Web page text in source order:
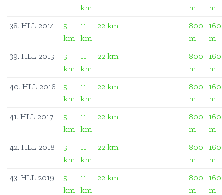
km
m
m
38. HLL 2014
5
km
11
km
22 km
800
m
m
39. HLL 2015
5
km
11
km
22 km
800
m
m
40. HLL 2016
5
km
11
km
22 km
800
m
m
41. HLL 2017
5
km
11
km
22 km
800
m
m
42. HLL 2018
5
km
11
km
22 km
800
m
m
43. HLL 2019
5
km
11
km
22 km
800
m
m